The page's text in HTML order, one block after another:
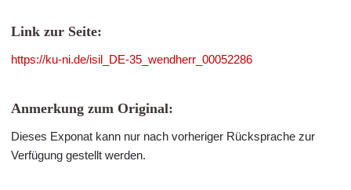
Link zur Seite:
https://ku-ni.de/isil_DE-35_wendherr_00052286
Anmerkung zum Original:
Dieses Exponat kann nur nach vorheriger Rücksprache zur
Verfügung gestellt werden.